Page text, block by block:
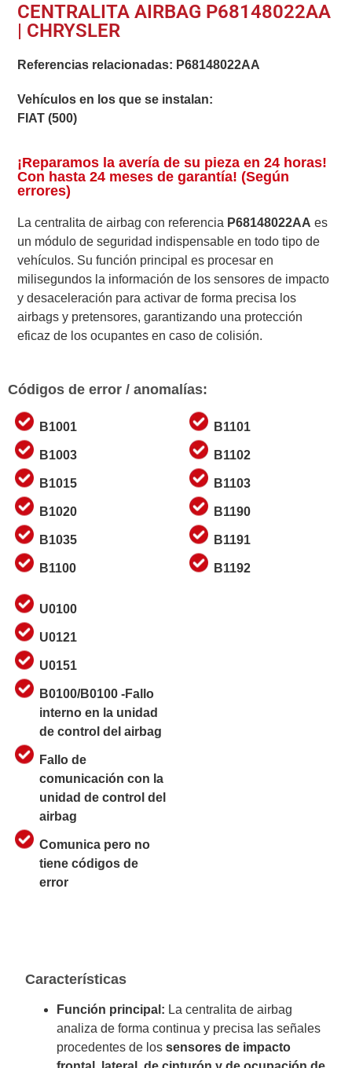
CENTRALITA AIRBAG P68148022AA
| CHRYSLER
Referencias relacionadas: P68148022AA
Vehículos en los que se instalan:
FIAT (500)
¡Reparamos la avería de su pieza en 24 horas!
Con hasta 24 meses de garantía! (Según
errores)
La centralita de airbag con referencia P68148022AA es
un módulo de seguridad indispensable en todo tipo de
vehículos. Su función principal es procesar en
milisegundos la información de los sensores de impacto
y desaceleración para activar de forma precisa los
airbags y pretensores, garantizando una protección
eficaz de los ocupantes en caso de colisión.
Códigos de error / anomalías:
B1001
B1003
B1015
B1020
B1035
B1100
B1101
B1102
B1103
B1190
B1191
B1192
U0100
U0121
U0151
B0100/B0100 -Fallo
interno en la unidad
de control del airbag
Fallo de
comunicación con la
unidad de control del
airbag
Comunica pero no
tiene códigos de
error
Características
Función principal: La centralita de airbag
analiza de forma continua y precisa las señales
procedentes de lossensores de impacto